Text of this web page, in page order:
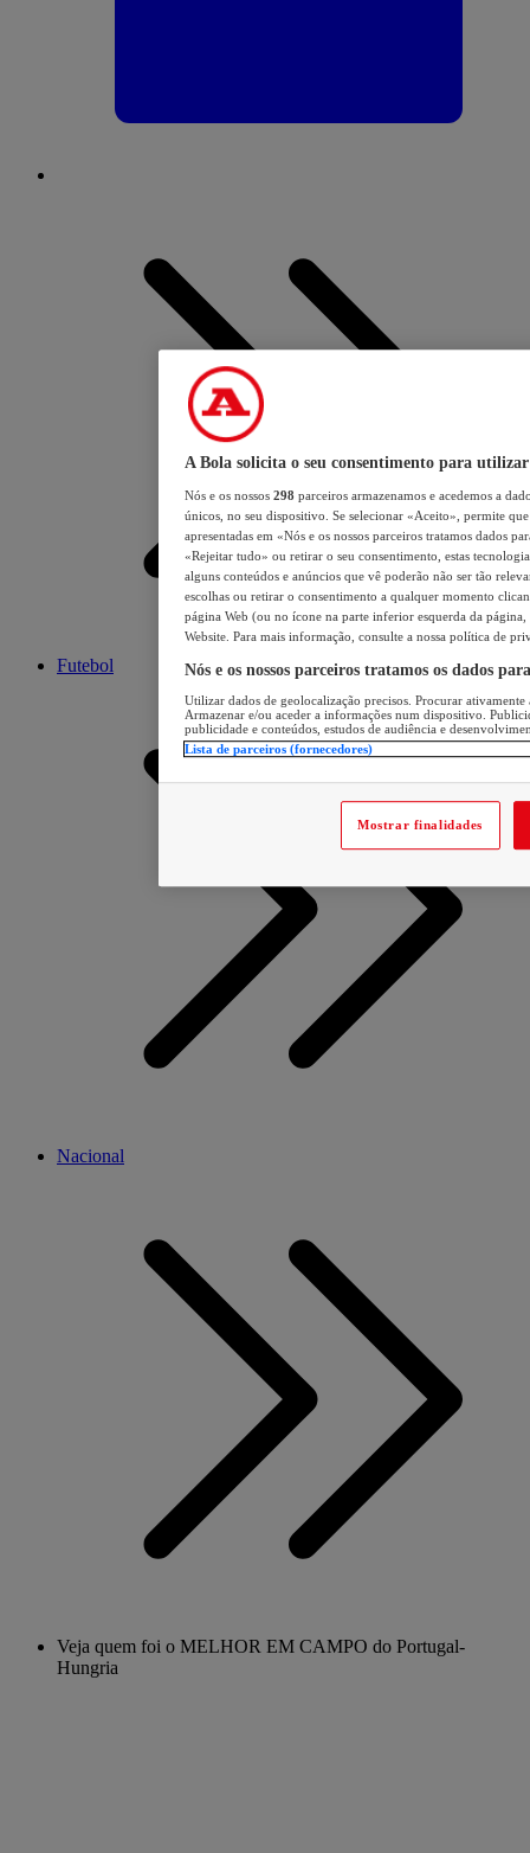
Futebol
Nacional
Veja quem foi o MELHOR EM CAMPO do Portugal-
Hungria
A Bola solicita o seu consentimento para utilizar
Nós e os nossos 298 parceiros armazenamos e acedemos a
únicos, no seu dispositivo. Se selecionar «Aceito», permite
apresentadas em «Nós e os nossos parceiros tratamos dados
«Rejeitar tudo» ou retirar o seu consentimento, estas
alguns conteúdos e anúncios que vê poderão não ser tão
escolhas ou retirar o consentimento a qualquer momento
página Web (ou no ícone na parte inferior esquerda da página,
Website. Para mais informação, consulte a nossa política de
Nós e os nossos parceiros tratamos os dados
Utilizar dados de geolocalização precisos. Procurar
Armazenar e/ou aceder a informações num dispositivo.
publicidade e conteúdos, estudos de audiência e
Lista de parceiros (fornecedores)
Mostrar finalidades